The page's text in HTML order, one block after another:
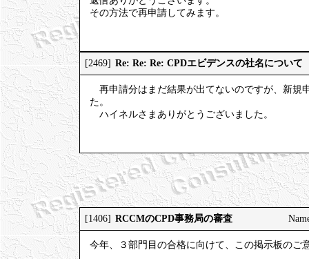
その方法で再申請してみます。
[2469] Re: Re: Re: CPDエビデンスの社名について
再申請分はまだ結果が出てないのですが、新規
た。
ハイネルさまありがとうございました。
[1406] RCCMのCPD事務局の審査
今年、３部門目の合格に向けて、この掲示板のご